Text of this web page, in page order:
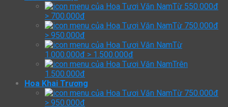
Từ 550.000đ
> 700.000đ
Từ 750.000đ
> 950.000đ
Từ
1.000.000đ > 1.500.000đ
Trên
1.500.000đ
Hoa Khai Trương
Từ 750.000đ
> 950.000đ